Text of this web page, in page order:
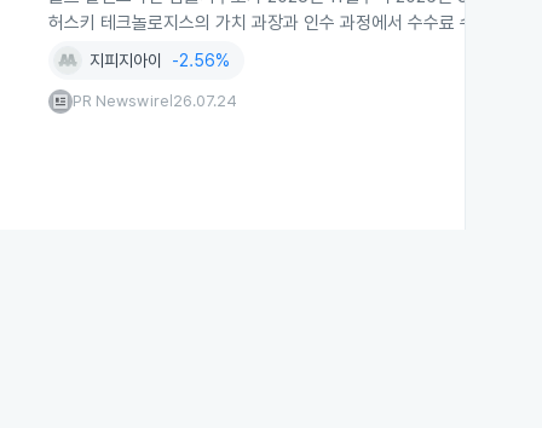
허스키 테크놀로지스의 가치 과장과 인수 과정에서 수수료 수익 우
지피지아이 -2.56%
PR Newswire 26.07.24